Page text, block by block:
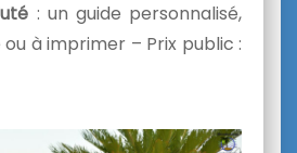
: un guide personnalisé,
à imprimer – Prix public :